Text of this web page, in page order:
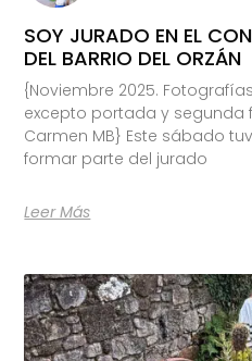
SOY JURADO EN EL
DEL BARRIO DEL ORZÁN
{Noviembre 2025.
excepto portada y segunda
Carmen MB} Este sábado
formar parte del jurado
Leer Más